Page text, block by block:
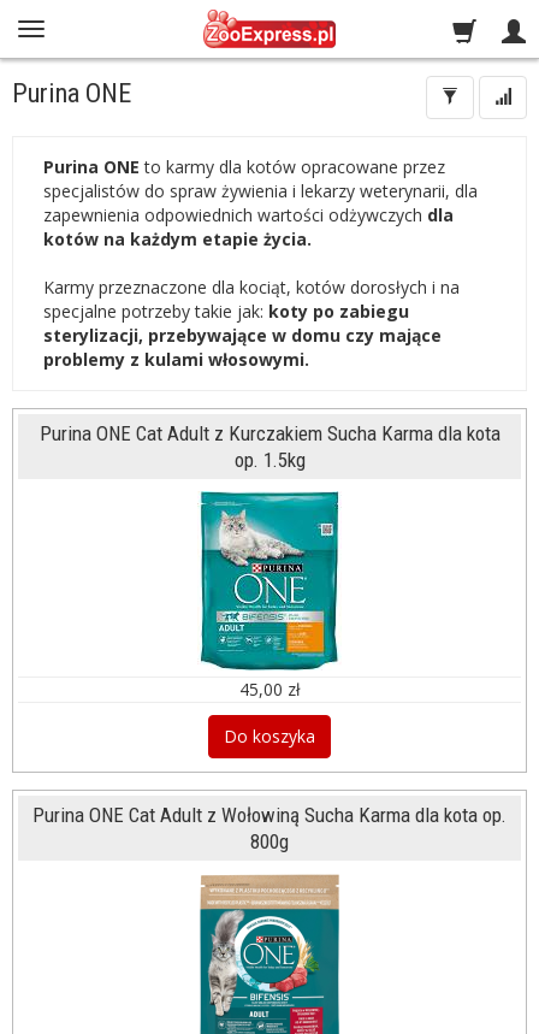
Purina ONE
Purina ONE to karmy dla kotów opracowane przez
specjalistów do spraw żywienia i lekarzy weterynarii, dla
zapewnienia odpowiednich wartości odżywczych dla
kotów na każdym etapie życia.
Karmy przeznaczone dla kociąt, kotów dorosłych i na
specjalne potrzeby takie jak: koty po zabiegu
sterylizacji, przebywające w domu czy mające
problemy z kulami włosowymi.
Purina ONE Cat Adult z Kurczakiem Sucha Karma dla kota
op. 1.5kg
45,00 zł
Do koszyka
Purina ONE Cat Adult z Wołowiną Sucha Karma dla kota op.
800g